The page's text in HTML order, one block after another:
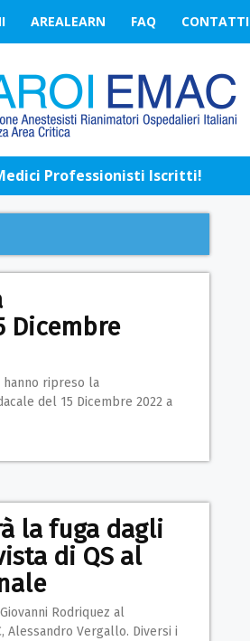
AREALEARN FAQ CONTATTI
Professionisti Iscritti!
Dicembre
hanno ripreso la
del 15 Dicembre 2022 a
la fuga dagli
di QS al
Rodriquez al
Alessandro Vergallo. Diversi i